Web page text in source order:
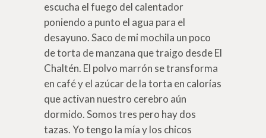
escucha el fuego del calentador
poniendo a punto el agua para el
desayuno. Saco de mi mochila un poco
de torta de manzana que traigo desde El
Chaltén. El polvo marrón se transforma
en café y el azúcar de la torta en calorías
que activan nuestro cerebro aún
dormido. Somos tres pero hay dos
tazas. Yo tengo la mía y los chicos